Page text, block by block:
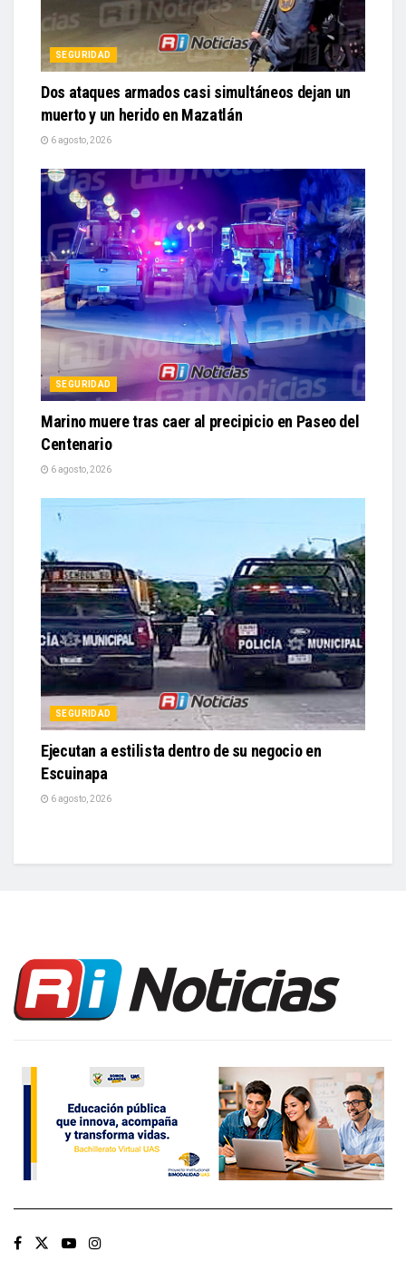
SEGURIDAD
Dos ataques armados casi simultáneos dejan un
muerto y un herido en Mazatlán
6 agosto, 2026
SEGURIDAD
Marino muere tras caer al precipicio en Paseo del
Centenario
6 agosto, 2026
SEGURIDAD
Ejecutan a estilista dentro de su negocio en
Escuinapa
6 agosto, 2026